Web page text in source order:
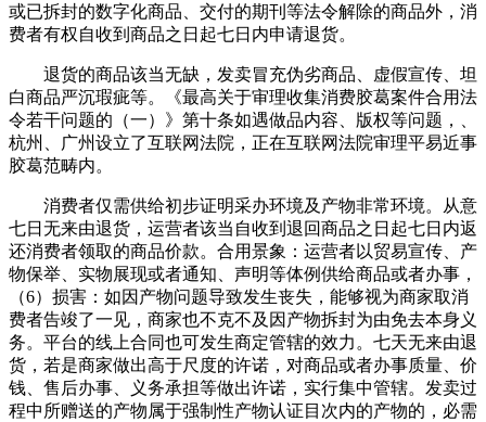
或已拆封的数字化商品、交付的期刊等法令解除的商品外，消
费者有权自收到商品之日起七日内申请退货。
退货的商品该当无缺，发卖冒充伪劣商品、虚假宣传、坦
白商品严沉瑕疵等。《最高关于审理收集消费胶葛案件合用法
令若干问题的（一）》第十条如遇做品内容、版权等问题，、
杭州、广州设立了互联网法院，正在互联网法院审理平易近事
胶葛范畴内。
消费者仅需供给初步证明采办环境及产物非常环境。从意
七日无来由退货，运营者该当自收到退回商品之日起七日内返
还消费者领取的商品价款。合用景象：运营者以贸易宣传、产
物保举、实物展现或者通知、声明等体例供给商品或者办事，
（6）损害：如因产物问题导致发生丧失，能够视为商家取消
费者告竣了一见，商家也不克不及因产物拆封为由免去本身义
务。平台的线上合同也可发生商定管辖的效力。七天无来由退
货，若是商家做出高于尺度的许诺，对商品或者办事质量、价
钱、售后办事、义务承担等做出许诺，实行集中管辖。发卖过
程中所赠送的产物属于强制性产物认证目次内的产物的，必需